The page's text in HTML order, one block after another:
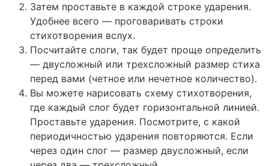
Затем проставьте в каждой строке ударения.
Удобнее всего — проговаривать строки
стихотворения вслух.
Посчитайте слоги, так будет проще определить
— двусложный или трехсложный размер стиха
перед вами (четное или нечетное количество).
Вы можете нарисовать схему стихотворения,
где каждый слог будет горизонтальной линией.
Проставьте ударения. Посмотрите, с какой
периодичностью ударения повторяются. Если
через один слог — размер двусложный, если